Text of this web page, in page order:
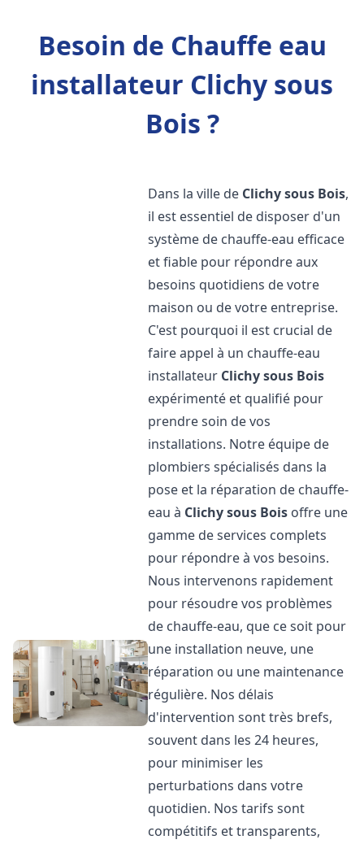
Besoin de Chauffe eau
installateur Clichy sous
Bois ?
Dans la ville de Clichy sous Bois,
il est essentiel de disposer d'un
système de chauffe-eau efficace
et fiable pour répondre aux
besoins quotidiens de votre
maison ou de votre entreprise.
C'est pourquoi il est crucial de
faire appel à un chauffe-eau
installateur Clichy sous Bois
expérimenté et qualifié pour
prendre soin de vos
installations. Notre équipe de
plombiers spécialisés dans la
pose et la réparation de chauffe-
eau à Clichy sous Bois offre une
gamme de services complets
pour répondre à vos besoins.
Nous intervenons rapidement
pour résoudre vos problèmes
de chauffe-eau, que ce soit pour
une installation neuve, une
réparation ou une maintenance
régulière. Nos délais
d'intervention sont très brefs,
souvent dans les 24 heures,
pour minimiser les
perturbations dans votre
quotidien. Nos tarifs sont
compétitifs et transparents,